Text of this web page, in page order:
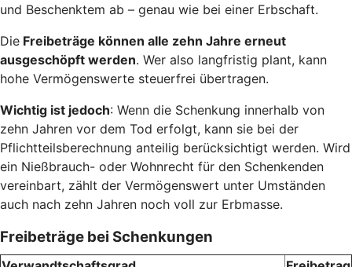
und Beschenktem ab – genau wie bei einer Erbschaft.
Die Freibeträge können alle zehn Jahre erneut
ausgeschöpft werden. Wer also langfristig plant, kann
hohe Vermögenswerte steuerfrei übertragen.
Wichtig ist jedoch: Wenn die Schenkung innerhalb von
zehn Jahren vor dem Tod erfolgt, kann sie bei der
Pflichtteilsberechnung anteilig berücksichtigt werden. Wird
ein Nießbrauch- oder Wohnrecht für den Schenkenden
vereinbart, zählt der Vermögenswert unter Umständen
auch nach zehn Jahren noch voll zur Erbmasse.
Freibeträge bei Schenkungen